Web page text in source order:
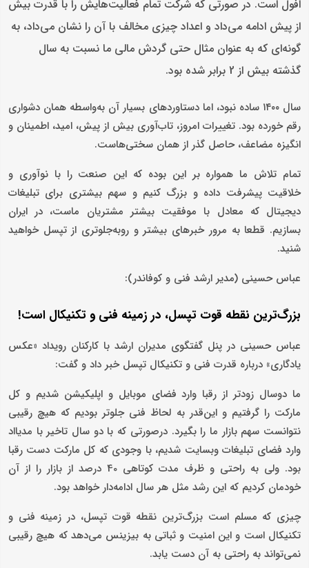
افول است. در صورتی که شرکت تمام فعالیت‌هایش را با قدرت بیش
از پیش ادامه می‌داد و اعداد چیزی مخالف با آن را نشان می‌داد، به
گونه‌ای که به عنوان مثال حتی گردش مالی ما نسبت به سال
گذشته بیش از 2 برابر شده بود.
سال ۱۴۰۰ ساده نبود، اما دستاوردهای بسیار آن به‌واسطه همان دشواری
رقم خورده بود. تغییرات امروز، تاب‌آوری بیش از پیش، امید، اطمینان و
انگیزه مضاعف، حاصل گذر از همان سختی‌هاست.
تمام تلاش ما همواره بر این بوده که این صنعت را با نوآوری و
خلاقیت ‌پیشرفت داده و بزرگ کنیم و سهم بیشتری برای تبلیغات
دیجیتال که معادل با موفقیت بیشتر مشتریان ماست، در ایران
بسازیم. قطعا به مرور خبرهای بیشتر و روبه‌جلوتری از تپسل خواهید
شنید.
عباس حسینی (مدیر ارشد فنی و کوفاندر):
بزرگ‌ترین نقطه قوت تپسل، در زمینه فنی و تکنیکال است!
عباس حسینی در پنل گفتگوی مدیران ارشد با کارکنان رویداد «عکس
یادگاری» درباره قدرت فنی و تکنیکال تپسل خبر داد و گفت:
ما دوسال زودتر از رقبا وارد فضای موبایل و اپلیکیشن شدیم و کل
مارکت را گرفتیم و این‌قدر به لحاظ فنی جلوتر بودیم که هیچ رقیبی
نتوانست سهم بازار ما را بگیرد. درصورتی که با دو سال تاخیر با مدیااد
وارد فضای تبلیغات وبسایت شدیم، با وجودی که کل مارکت دست رقبا
بود. ولی به راحتی و ظرف مدت کوتاهی 40 درصد از بازار را از آن
خودمان کردیم که این رشد مثل هر سال ادامه‌دار خواهد بود.
چیزی که مسلم است بزرگ‌ترین نقطه قوت تپسل، در زمینه فنی و
تکنیکال است و این امنیت و ثباتی به بیزینس می‌دهد که هیچ رقیبی
نمی‌تواند به راحتی به آن دست یابد.